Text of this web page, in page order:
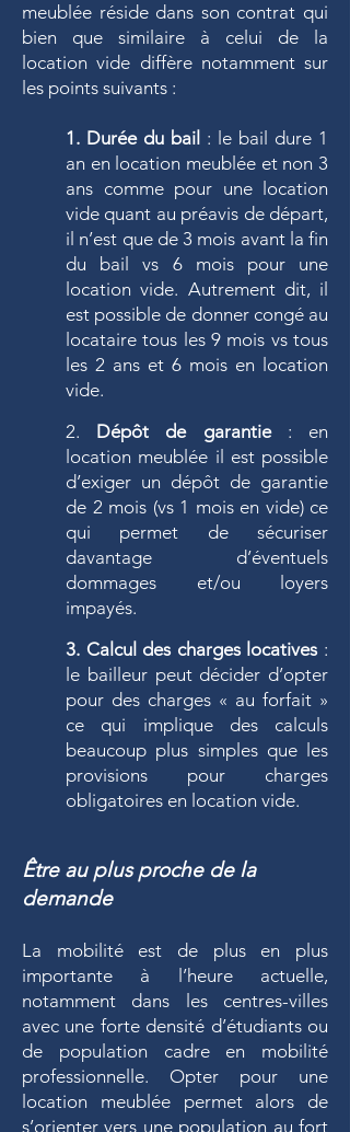
meublée réside dans son contrat qui
bien que similaire à celui de la
location vide diffère notamment sur
les points suivants :
1. Durée du bail : le bail dure 1
an en location meublée et non 3
ans comme pour une location
vide quant au préavis de départ,
il n’est que de 3 mois avant la fin
du bail vs 6 mois pour une
location vide. Autrement dit, il
est possible de donner congé au
locataire tous les 9 mois vs tous
les 2 ans et 6 mois en location
vide.
2. Dépôt de garantie: en
location meublée il est possible
d’exiger un dépôt de garantie
de 2 mois (vs 1 mois en vide) ce
qui permet de sécuriser
davantage d’éventuels
dommages et/ou loyers
impayés.
3. Calcul des charges locatives:
le bailleur peut décider d’opter
pour des charges « au forfait »
ce qui implique des calculs
beaucoup plus simples que les
provisions pour charges
obligatoires en location vide.
Être au plus proche de la
demande
La mobilité est de plus en plus
importante à l’heure actuelle,
notamment dans les centres-villes
avec une forte densité d’étudiants ou
de population cadre en mobilité
professionnelle. Opter pour une
location meublée permet alors de
s’orienter vers une population au fort